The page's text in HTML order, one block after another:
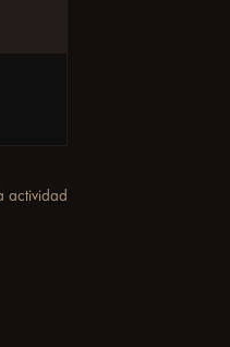
actividad